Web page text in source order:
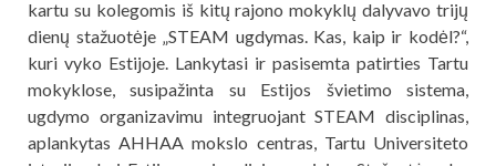
kartu su kolegomis iš kitų rajono mokyklų dalyvavo trijų
dienų stažuotėje „STEAM ugdymas. Kas, kaip ir kodėl?“,
kuri vyko Estijoje. Lankytasi ir pasisemta patirties Tartu
mokyklose, susipažinta su Estijos švietimo sistema,
ugdymo organizavimu integruojant STEAM disciplinas,
aplankytas AHHAA mokslo centras, Tartu Universiteto